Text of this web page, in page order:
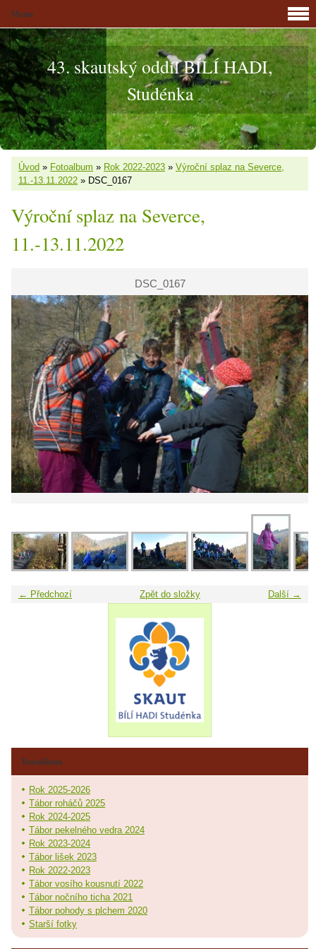
43. skautský oddíl BÍLÍ HADI,
Studénka
Úvod » Fotoalbum » Rok 2022-2023 » Výroční splaz na Severce,
11.-13.11.2022 » DSC_0167
Výroční splaz na Severce,
11.-13.11.2022
DSC_0167
← Předchozí Další →
Zpět do složky
Menu
Fotoalbum
Rok 2025-2026
Tábor roháčů 2025
Rok 2024-2025
Tábor pekelného vedra 2024
Rok 2023-2024
Tábor lišek 2023
Rok 2022-2023
Tábor vosího kousnutí 2022
Tábor nočního ticha 2021
Tábor pohody s plchem 2020
Starší fotky